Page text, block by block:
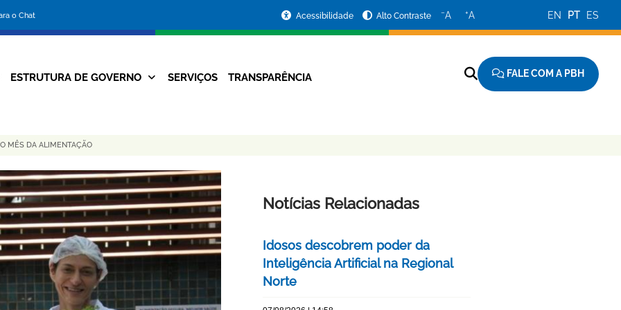
o Chat
da
Prefeitura
Acessibilidade Alto Contraste −A +A EN PT ES
Navegação
ESTRUTURA DE GOVERNO SERVIÇOS TRANSPARÊNCIA FALE COM A PBH
MÊS DA ALIMENTAÇÃO
Notícias Relacionadas
Idosos descobrem poder da
Inteligência Artificial na Regional
Norte